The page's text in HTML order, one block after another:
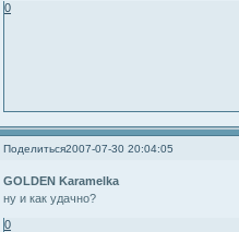
0
Поделиться2007-07-30 20:04:05
GOLDEN Karamelka
ну и как удачно?
0